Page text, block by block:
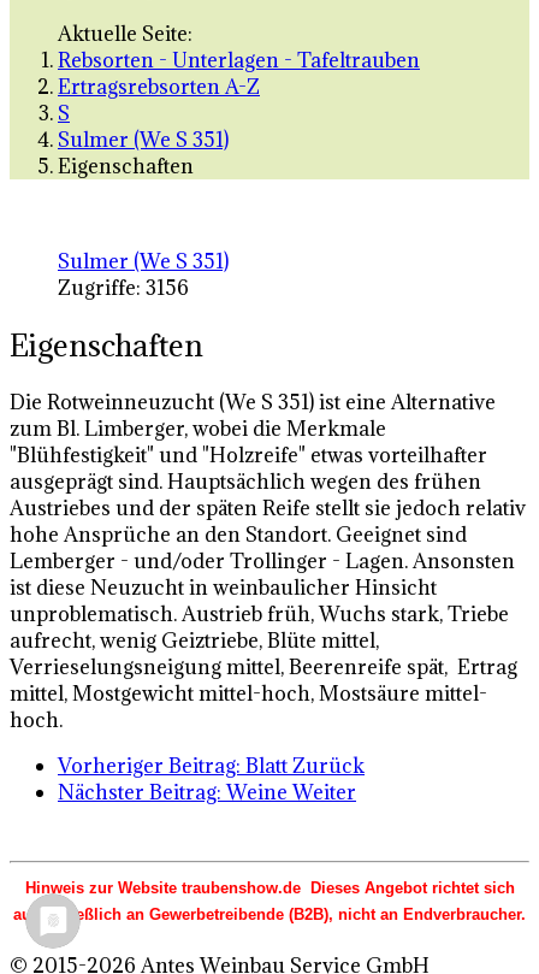
Aktuelle Seite:
Rebsorten - Unterlagen - Tafeltrauben
Ertragsrebsorten A-Z
S
Sulmer (We S 351)
Eigenschaften
Sulmer (We S 351)
Zugriffe: 3156
Eigenschaften
Die Rotweinneuzucht (We S 351) ist eine Alternative
zum Bl. Limberger, wobei die Merkmale
"Blühfestigkeit" und "Holzreife" etwas vorteilhafter
ausgeprägt sind. Hauptsächlich wegen des frühen
Austriebes und der späten Reife stellt sie jedoch relativ
hohe Ansprüche an den Standort. Geeignet sind
Lemberger - und/oder Trollinger - Lagen. Ansonsten
ist diese Neuzucht in weinbaulicher Hinsicht
unproblematisch. Austrieb früh, Wuchs stark, Triebe
aufrecht, wenig Geiztriebe, Blüte mittel,
Verrieselungsneigung mittel, Beerenreife spät, Ertrag
mittel, Mostgewicht mittel-hoch, Mostsäure mittel-
hoch.
Vorheriger Beitrag: BlattZurück
Nächster Beitrag: WeineWeiter
Hinweis zur Website traubenshow.de Dieses Angebot richtet sich
ausschließlich an Gewerbetreibende (B2B), nicht an Endverbraucher.
© 2015-2026 Antes Weinbau Service GmbH